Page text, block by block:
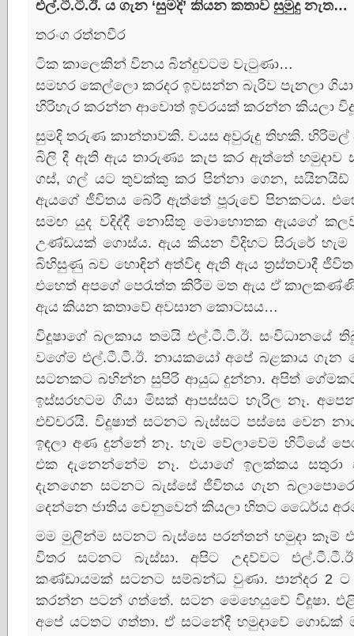
එල්.ටී.ටී.ඊ. ය ගැන ‘සුමදි’ කියන කතාව සුමුදු නැත…
තරංග රත්නවීර
ටික කාලෙකින් විනය බින්දුවටම වැටුණා…
සමහර කෙල්ලො කරදර ඉවසන්න බැරිව පැනලා
හිරිහැර කරන්න ආවොත් ඉවරයක්‌ කරන්න කියලා
සුමදි තරුණ කාන්තාවකි. වයස අවුරුදු තිහකි. හිරිමල්
බිලි දී ඇති ඇය තාරුණ්‍ය කැප කර ඇත්තේ හමුදාව
ගස්‌, ගල් යට තුවක්‌කු කර පින්නා ගෙන, සයිනයිඩ්
ඇයගේ ජීවිතය බේරී ඇත්තේ පූරුවේ පිනකටය.
සමඟ යුද වදිද්දී නොසිතූ මොහොතක ඇයගේ කලව
උණ්‌ඩයක්‌ ගොස්‌ය. ඇය කියන විදිහට සිරුරේ හැම
බිහිසුණු බව හොඳින් අත්විඳ ඇති ඇය ත්‍රස්‌තවාදී
එහෙත් අපගේ පෙරැත්ත කිරීම මත ඇය ඒ
ඇය කියන කතාවේ අවසාන කොටසය…
විදූෂාගේ බලකාය තමයි එල්.ටී.ටී.ඊ. සංවිධානයේ
වගේම එල්.ටී.ටී.ඊ. නායකයෝ අපේ බළකාය ගැන
සටනකට බහින්න සුපිරි ආයුධ දුන්නා. අපිත් ගේමකට
ඉස්‌සරහටම ගියා මිසක්‌ ආපස්‌සට හැරිල නෑ.
එච්චරයි. විදූෂාත් සටනට බැස්‌සට පස්‌සෙ වෙන
ඉඳලා අණ දුන්නේ නෑ. හැම වේලාවේම හිටියේ
එක දැනෙන්නේම නෑ. එයාගේ ඉලක්‌කය
දැනගෙන සටනට බැස්‌සේ ජීවිතය ගැන
දෙන්නෙ ජාතිය වෙනුවෙන් කියලා හිතට ධෛර්ය
මම මුලින්ම සටනට බැස්‌සෙ පරන්තන් හමුදා
විතර සටනට බැස්‌සා. අපිට උදව්වට
කණ්‌ඩායමක්‌ සටනට සම්බන්ධ වුණා. පාන්දර 2
කරන්න පටන් ගත්තේ. සටන මෙහෙයුවේ විදූෂා.
අපේ යටතට ගත්තා. ඒ සටනේදී හමුදාවේ ගොඩක්‌